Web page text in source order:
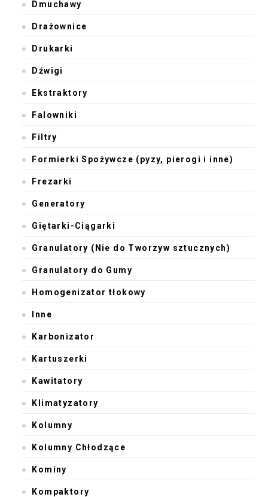
Dmuchawy
Drażownice
Drukarki
Dźwigi
Ekstraktory
Falowniki
Filtry
Formierki Spożywcze (pyzy, pierogi i inne)
Frezarki
Generatory
Giętarki-Ciągarki
Granulatory (Nie do Tworzyw sztucznych)
Granulatory do Gumy
Homogenizator tłokowy
Inne
Karbonizator
Kartuszerki
Kawitatory
Klimatyzatory
Kolumny
Kolumny Chłodzące
Kominy
Kompaktory